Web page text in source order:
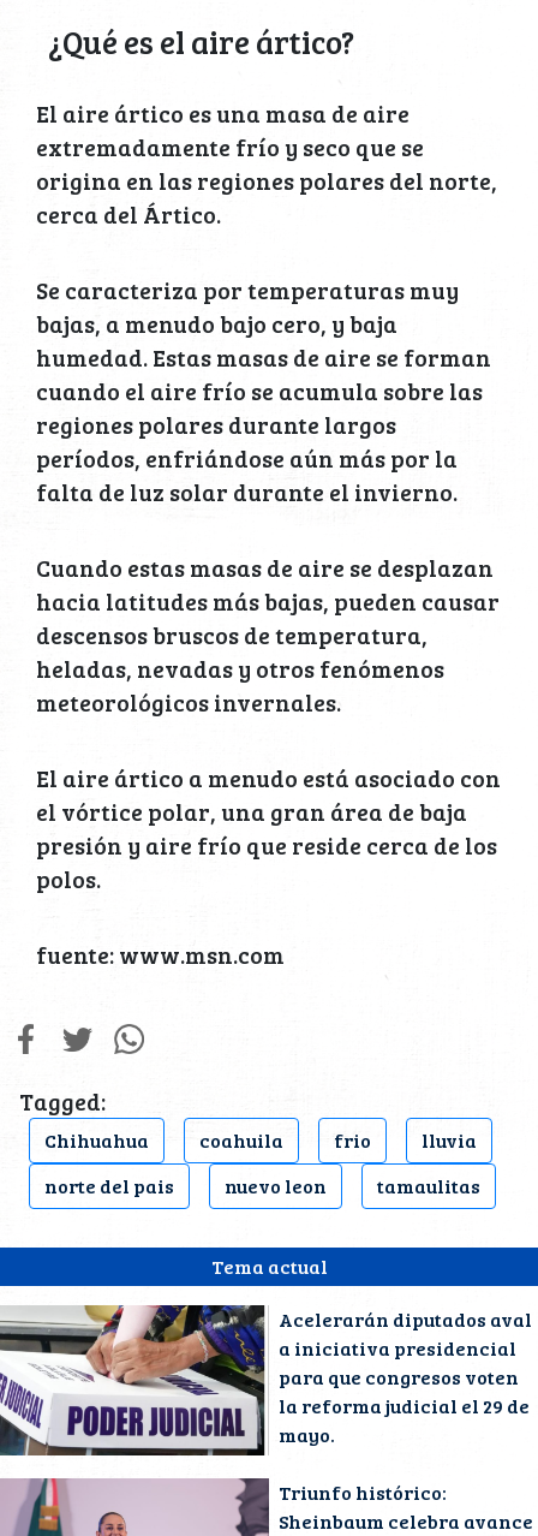
Tema actual
Acelerarán diputados aval
a iniciativa presidencial
para que congresos voten
la reforma judicial el 29 de
mayo.
Triunfo histórico:
Sheinbaum celebra avance
¿Qué es el aire ártico?
El aire ártico es una masa de aire
extremadamente frío y seco que se
origina en las regiones polares del norte,
cerca del Ártico.
Se caracteriza por temperaturas muy
bajas, a menudo bajo cero, y baja
humedad. Estas masas de aire se forman
cuando el aire frío se acumula sobre las
regiones polares durante largos
períodos, enfriándose aún más por la
falta de luz solar durante el invierno.
Cuando estas masas de aire se desplazan
hacia latitudes más bajas, pueden causar
descensos bruscos de temperatura,
heladas, nevadas y otros fenómenos
meteorológicos invernales.
El aire ártico a menudo está asociado con
el vórtice polar, una gran área de baja
presión y aire frío que reside cerca de los
polos.
fuente: www.msn.com
Tagged:
Chihuahua coahuila frio
lluvia
norte del pais
nuevo leon tamaulitas